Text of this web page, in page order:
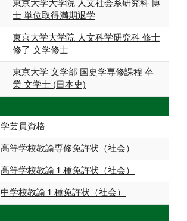
士 単位取得満期退学
東京大学大学院 人文科学研究科 修士
修了 文学修士
東京大学 文学部 国史学専修課程 卒
業 文学士 (日本史)
学芸員資格
高等学校教諭専修免許状（社会）
高等学校教諭１種免許状（社会）
中学校教諭１種免許状（社会）